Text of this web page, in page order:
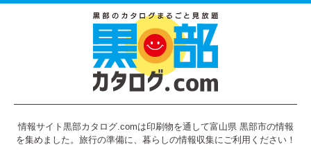
情報サイト黒部カタログ.comは印刷物を通して富山県 黒部市の情報
を集めました。旅行の準備に、暮らしの情報収集にご利用ください！